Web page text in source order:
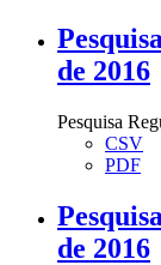
de 2016
Pesquisa
CSV
PDF
de 2016